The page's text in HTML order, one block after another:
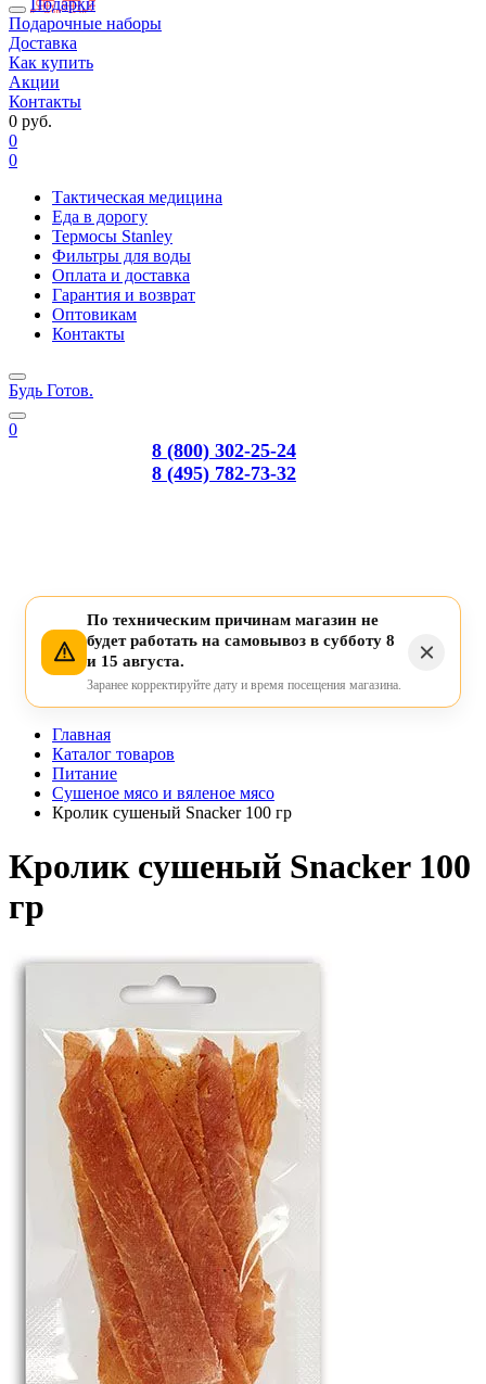
Подарки
Подарочные наборы
Доставка
Как купить
Акции
Контакты
0 руб.
0
0
Тактическая медицина
Еда в дорогу
Термосы Stanley
Фильтры для воды
Оплата и доставка
Гарантия и возврат
Оптовикам
Контакты
Будь Готов.
0
8 (800) 302-25-24
8 (495) 782-73-32
По техническим причинам магазин не
будет работать на самовывоз в субботу 8
и 15 августа.
Заранее корректируйте дату и время посещения магазина.
Главная
Каталог товаров
Питание
Сушеное мясо и вяленое мясо
Кролик сушеный Snacker 100 гр
Кролик сушеный Snacker 100
гр